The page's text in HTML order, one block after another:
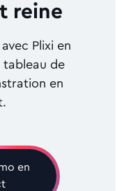
reine
Plixi en
de
en
en